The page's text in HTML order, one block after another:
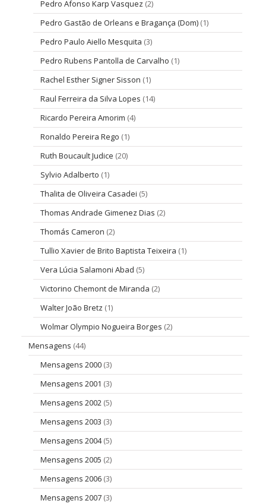
Pedro Afonso Karp Vasquez (2)
Pedro Gastão de Orleans e Bragança (Dom) (1)
Pedro Paulo Aiello Mesquita (3)
Pedro Rubens Pantolla de Carvalho (1)
Rachel Esther Signer Sisson (1)
Raul Ferreira da Silva Lopes (14)
Ricardo Pereira Amorim (4)
Ronaldo Pereira Rego (1)
Ruth Boucault Judice (20)
Sylvio Adalberto (1)
Thalita de Oliveira Casadei (5)
Thomas Andrade Gimenez Dias (2)
Thomás Cameron (2)
Tullio Xavier de Brito Baptista Teixeira (1)
Vera Lúcia Salamoni Abad (5)
Victorino Chemont de Miranda (2)
Walter João Bretz (1)
Wolmar Olympio Nogueira Borges (2)
Mensagens (44)
Mensagens 2000 (3)
Mensagens 2001 (3)
Mensagens 2002 (5)
Mensagens 2003 (3)
Mensagens 2004(5)
Mensagens 2005 (2)
Mensagens 2006 (3)
Mensagens 2007 (3)